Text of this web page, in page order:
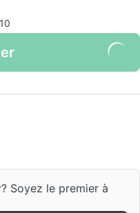
Soyez le premier à